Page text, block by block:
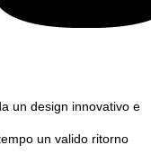
un design innovativo e
un valido ritorno